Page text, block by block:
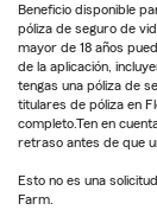
Beneficio disponible
póliza de seguro de
mayor de 18 años
de la aplicación,
tengas una póliza de
titulares de póliza en
completo.Ten en
retraso antes de que
Esto no es una
Farm.